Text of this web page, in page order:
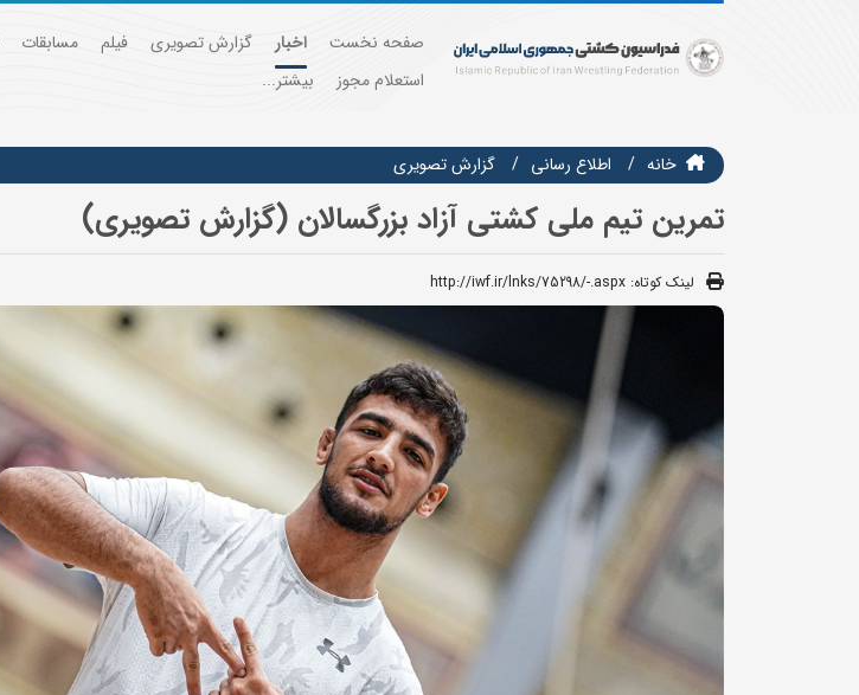
صفحه نخست اخبار گزارش تصویری فیلم مسابقات
استعلام مجوز
بیشتر...
خانه اطلاع رسانی گزارش تصويري
تمرین تیم ملی کشتی آزاد بزرگسالان (گزارش تصویری)
لینک کوتاه: http://iwf.ir/lnks/75298/-.aspx